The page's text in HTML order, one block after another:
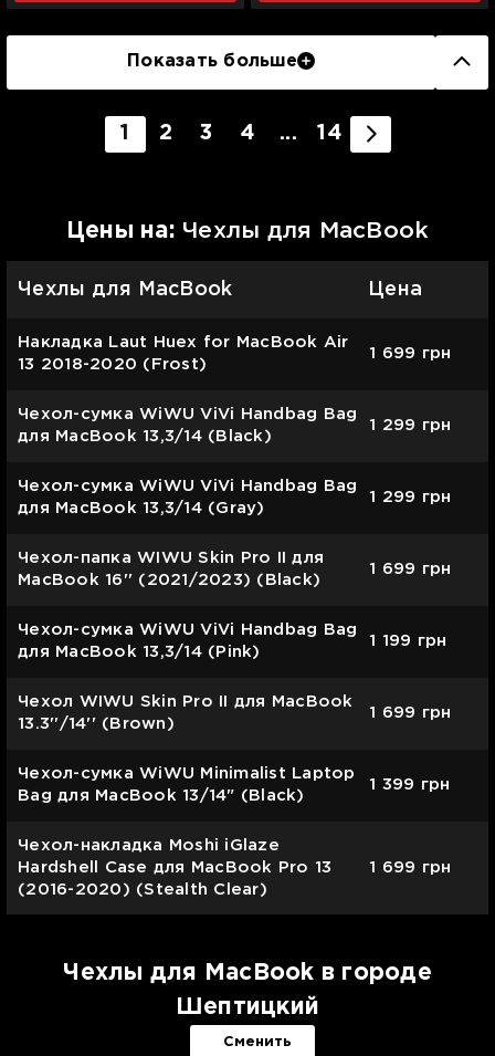
Показать больше
1 2 3 4 ... 14
Цены на: Чехлы для MacBook
Чехлы для MacBook Цена
Накладка Laut Huex for MacBook Air
13 2018-2020 (Frost)
1 699 грн
Чехол-сумка WiWU ViVi Handbag Bag
для MacBook 13,3/14 (Black)
1 299 грн
Чехол-сумка WiWU ViVi Handbag Bag
для MacBook 13,3/14 (Gray)
1 299 грн
Чехол-папка WIWU Skin Pro II для
MacBook 16'' (2021/2023) (Black)
1 699 грн
Чехол-сумка WiWU ViVi Handbag Bag
для MacBook 13,3/14 (Pink)
1 199 грн
Чехол WIWU Skin Pro II для MacBook
13.3''/14'' (Brown)
1 699 грн
Чехол-сумка WiWU Minimalist Laptop
Bag для MacBook 13/14" (Black)
1 399 грн
Чехол-накладка Moshi iGlaze
Hardshell Case для MacBook Pro 13
(2016-2020) (Stealth Clear)
1 699 грн
Чехлы для MacBook в городе
Шептицкий
Сменить